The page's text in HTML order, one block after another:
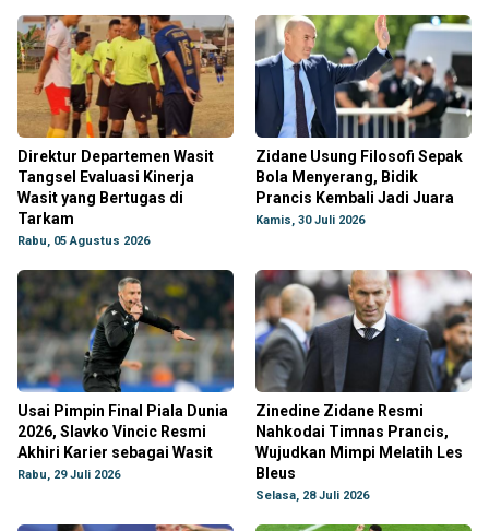
Direktur Departemen Wasit
Tangsel Evaluasi Kinerja
Wasit yang Bertugas di
Tarkam
Rabu, 05 Agustus 2026
Zidane Usung Filosofi Sepak
Bola Menyerang, Bidik
Prancis Kembali Jadi Juara
Kamis, 30 Juli 2026
Usai Pimpin Final Piala Dunia
2026, Slavko Vincic Resmi
Akhiri Karier sebagai Wasit
Rabu, 29 Juli 2026
Zinedine Zidane Resmi
Nahkodai Timnas Prancis,
Wujudkan Mimpi Melatih Les
Bleus
Selasa, 28 Juli 2026